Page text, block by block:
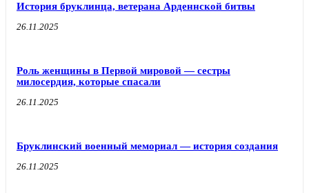
История бруклинца, ветерана Арденнской битвы
26.11.2025
Роль женщины в Первой мировой — сестры
милосердия, которые спасали
26.11.2025
Бруклинский военный мемориал — история создания
26.11.2025